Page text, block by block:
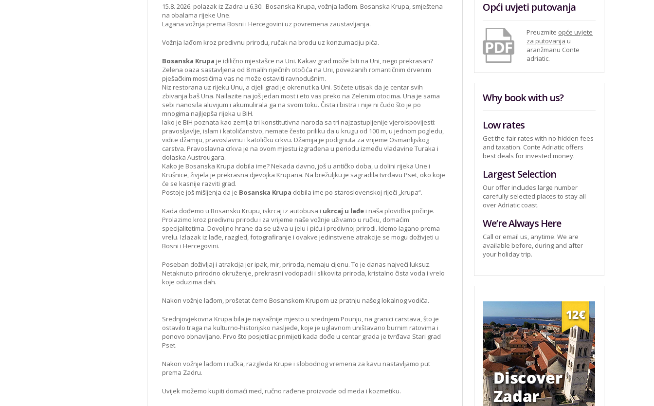
15.8. 2026. polazak iz Zadra u 6.30. Bosanska Krupa, vožnja lađom. Bosanska Krupa, smještena
na obalama rijeke Une.
Lagana vožnja prema Bosni i Hercegovini uz povremena zaustavljanja.
Vožnja lađom kroz predivnu prirodu, ručak na brodu uz konzumaciju pića.
Bosanska Krupa je idilično mjestašce na Uni. Kakav grad može biti na Uni, nego prekrasan?
Zelena oaza sastavljena od 8 malih riječnih otočića na Uni, povezanih romantičnim drvenim
pješačkim mostićima vas ne može ostaviti ravnodušnim.
Niz restorana uz rijeku Unu, a cijeli grad je okrenut ka Uni. Stičete utisak da je centar svih
zbivanja baš Una. Nailazite na još jedan most i eto vas preko na Zelenim otocima. Una je sama
sebi nanosila aluvijum i akumulirala ga na svom toku. Čista i bistra i nije ni čudo što je po
mnogima najljepša rijeka u BiH.
Iako je BiH poznata kao zemlja tri konstitutivna naroda sa tri najzastupljenije vjeroispovijesti:
pravosljavlje, islam i katoličanstvo, nemate često priliku da u krugu od 100 m, u jednom pogledu,
vidite džamiju, pravoslavnu i katoličku crkvu. Džamija je podignuta za vrijeme Osmanlijskog
carstva. Pravoslavna crkva je na ovom mjestu izgrađena u periodu između vladavine Turaka i
dolaska Austrougara.
Kako je Bosanska Krupa dobila ime? Nekada davno, još u antičko doba, u dolini rijeka Une i
Krušnice, živjela je prekrasna djevojka Krupana. Na brežuljku je sagradila tvrđavu Pset, oko koje
će se kasnije razviti grad.
Postoje još mišljenja da je Bosanska Krupa dobila ime po staroslovenskoj riječi „krupa“.
Kada dođemo u Bosansku Krupu, iskrcaj iz autobusa i ukrcaj u lađe i naša plovidba počinje.
Prolazimo kroz predivnu prirodu i za vrijeme naše vožnje uživamo u ručku, domaćim
specijalitetima. Dovoljno hrane da se uživa u jelu i piću i predivnoj prirodi. Idemo lagano prema
vrelu. Izlazak iz lađe, razgled, fotografiranje i ovakve jedinstvene atrakcije se mogu doživjeti u
Bosni i Hercegovini.
Poseban doživljaj i atrakcija jer ipak, mir, priroda, nemaju cijenu. To je danas najveći luksuz.
Netaknuto prirodno okruženje, prekrasni vodopadi i slikovita priroda, kristalno čista voda i vrelo
koje oduzima dah.
Nakon vožnje lađom, prošetat ćemo Bosanskom Krupom uz pratnju našeg lokalnog vodiča.
Srednjovjekovna Krupa bila je najvažnije mjesto u srednjem Pounju, na granici carstava, što je
ostavilo traga na kulturno-historijsko nasljeđe, koje je uglavnom uništavano burnim ratovima i
ponovo obnavljano. Prvo što posjetilac primijeti kada dođe u centar grada je tvrđava Stari grad
Pset.
Nakon vožnje lađom i ručka, razgleda Krupe i slobodnog vremena za kavu nastavljamo put
prema Zadru.
Uvijek možemo kupiti domaći med, ručno rađene proizvode od meda i kozmetiku.
Opći uvjeti putovanja
Preuzmite opće uvjete
za putovanja u
aranžmanu Conte
adriatic.
Why book with us?
Low rates
Get the fair rates with no hidden fees
and taxation. Conte Adriatic offers
best deals for invested money.
Largest Selection
Our offer includes large number
carefully selected places to stay all
over Adriatic coast.
We’re Always Here
Call or email us, anytime. We are
available before, during and after
your holiday trip.